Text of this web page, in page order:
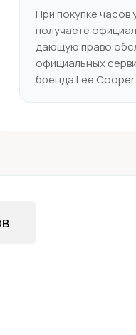
При покупке часов
получаете
дающую право
официальных
бренда Lee Cooper.